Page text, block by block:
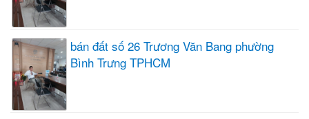
bán đất số 26 Trương Văn Bang phường
Bình Trưng TPHCM